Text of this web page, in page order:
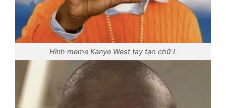
Hình meme Kanye West tay tạo chữ L